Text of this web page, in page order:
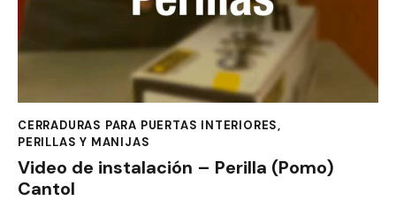
CERRADURAS PARA PUERTAS INTERIORES,
PERILLAS Y MANIJAS
Video de instalación – Perilla (Pomo)
Cantol